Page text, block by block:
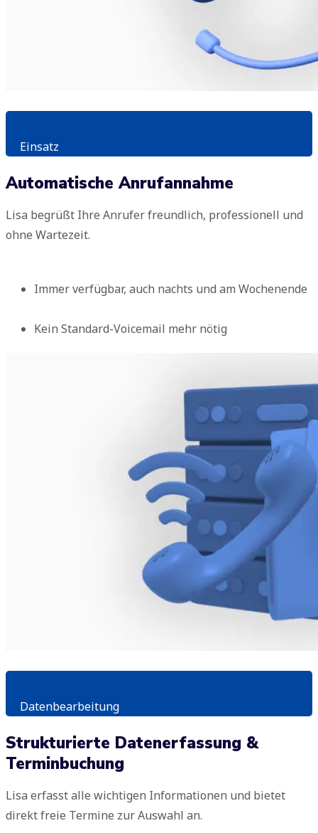
Einsatz
Automatische Anrufannahme
Lisa begrüßt Ihre Anrufer freundlich, professionell und
ohne Wartezeit.
Immer verfügbar, auch nachts und am Wochenende
Kein Standard-Voicemail mehr nötig
Datenbearbeitung
Strukturierte Datenerfassung &
Terminbuchung
Lisa erfasst alle wichtigen Informationen und bietet
direkt freie Termine zur Auswahl an.